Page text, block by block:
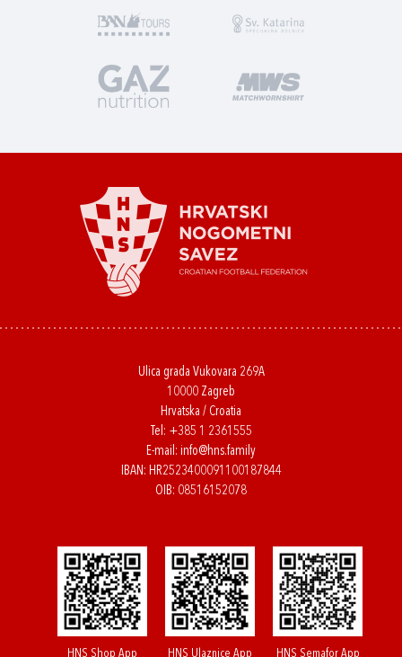
Ulica grada Vukovara 269A
10000 Zagreb
Hrvatska / Croatia
Tel: +385 1 2361555
E-mail: info@hns.family
IBAN: HR2523400091100187844
OIB: 08516152078
HNS Shop App HNS Ulaznice App HNS Semafor App